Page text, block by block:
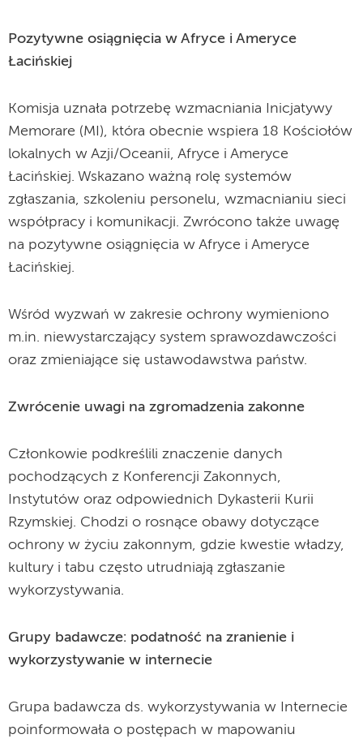
Pozytywne osiągnięcia w Afryce i Ameryce
Łacińskiej
Komisja uznała potrzebę wzmacniania Inicjatywy
Memorare (MI), która obecnie wspiera 18 Kościołów
lokalnych w Azji/Oceanii, Afryce i Ameryce
Łacińskiej. Wskazano ważną rolę systemów
zgłaszania, szkoleniu personelu, wzmacnianiu sieci
współpracy i komunikacji. Zwrócono także uwagę
na pozytywne osiągnięcia w Afryce i Ameryce
Łacińskiej.
Wśród wyzwań w zakresie ochrony wymieniono
m.in. niewystarczający system sprawozdawczości
oraz zmieniające się ustawodawstwa państw.
Zwrócenie uwagi na zgromadzenia zakonne
Członkowie podkreślili znaczenie danych
pochodzących z Konferencji Zakonnych,
Instytutów oraz odpowiednich Dykasterii Kurii
Rzymskiej. Chodzi o rosnące obawy dotyczące
ochrony w życiu zakonnym, gdzie kwestie władzy,
kultury i tabu często utrudniają zgłaszanie
wykorzystywania.
Grupy badawcze: podatność na zranienie i
wykorzystywanie w internecie
Grupa badawcza ds. wykorzystywania w Internecie
poinformowała o postępach w mapowaniu